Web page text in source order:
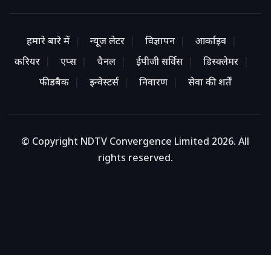
हमारे बारे में न्यूज लेटर विज्ञापन
आर्काइव
करियर
एप्स चैनल ईपीजी सर्विस
डिस्क्लेमर
फीडबैक
इन्वेस्टर्स निवारण सेवा की शर्तें
© Copyright NDTV Convergence Limited 2026. All
rights reserved.